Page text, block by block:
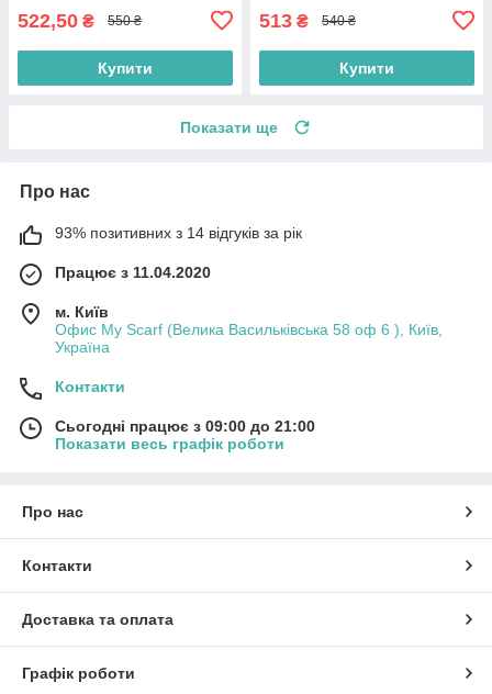
522,50 ₴ 550 ₴
Купити
513 ₴ 540 ₴
Купити
Показати ще
Про нас
93% позитивних з 14 відгуків за рік
Працює з 11.04.2020
м. Київ
Офис My Scarf (Велика Васильківська 58 оф 6 ), Київ,
Україна
Контакти
Сьогодні працює з 09:00 до 21:00
Показати весь графік роботи
Про нас
Контакти
Доставка та оплата
Графік роботи